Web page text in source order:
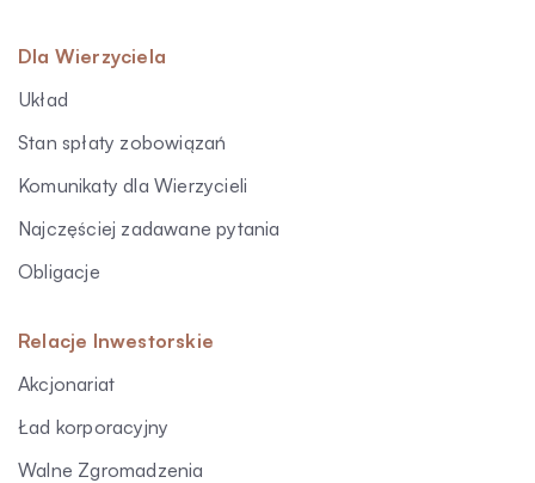
Dla Wierzyciela
Układ
Stan spłaty zobowiązań
Komunikaty dla Wierzycieli
Najczęściej zadawane pytania
Obligacje
Relacje Inwestorskie
Akcjonariat
Ład korporacyjny
Walne Zgromadzenia